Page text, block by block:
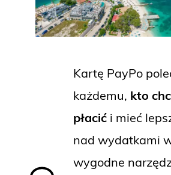
Kartę PayPo
każdemu, kto
płacići mieć
nad wydatkami
wygodne